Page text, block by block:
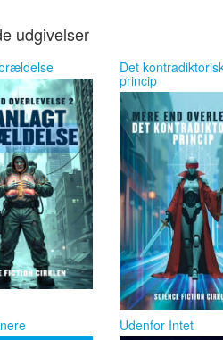
udgivelser
Det
princip
Udenfor Intet